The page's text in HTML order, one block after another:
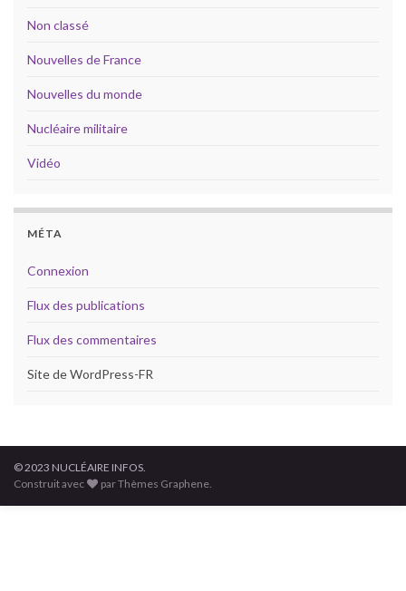
Non classé
Nouvelles de France
Nouvelles du monde
Nucléaire militaire
Vidéo
MÉTA
Connexion
Flux des publications
Flux des commentaires
Site de WordPress-FR
© 2023 NUCLÉAIRE INFOS.
Construit avec
par Thèmes Graphene.